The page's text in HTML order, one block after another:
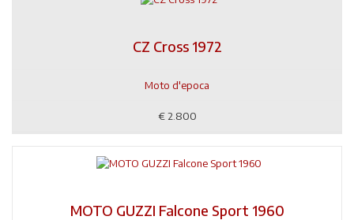
CZ Cross 1972
Moto d'epoca
€ 2.800
MOTO GUZZI Falcone Sport 1960